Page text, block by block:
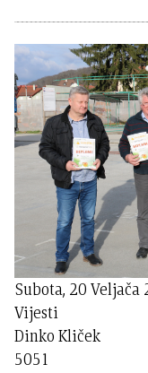
Subota, 20 Veljača
Vijesti
Dinko Kliček
5051